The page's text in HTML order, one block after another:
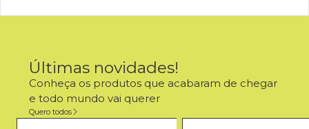
Últimas novidades!
Conheça os produtos que acabaram de chegar
e todo mundo vai querer
Quero todos